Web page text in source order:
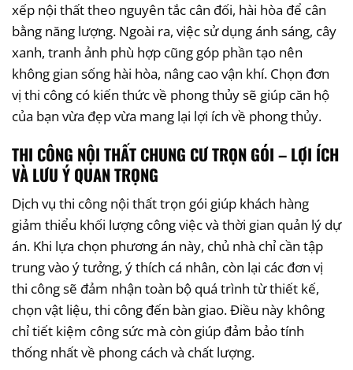
xếp nội thất theo nguyên tắc cân đối, hài hòa để cân
bằng năng lượng. Ngoài ra, việc sử dụng ánh sáng, cây
xanh, tranh ảnh phù hợp cũng góp phần tạo nên
không gian sống hài hòa, nâng cao vận khí. Chọn đơn
vị thi công có kiến thức về phong thủy sẽ giúp căn hộ
của bạn vừa đẹp vừa mang lại lợi ích về phong thủy.
THI CÔNG NỘI THẤT CHUNG CƯ TRỌN GÓI – LỢI ÍCH
VÀ LƯU Ý QUAN TRỌNG
Dịch vụ thi công nội thất trọn gói giúp khách hàng
giảm thiểu khối lượng công việc và thời gian quản lý dự
án. Khi lựa chọn phương án này, chủ nhà chỉ cần tập
trung vào ý tưởng, ý thích cá nhân, còn lại các đơn vị
thi công sẽ đảm nhận toàn bộ quá trình từ thiết kế,
chọn vật liệu, thi công đến bàn giao. Điều này không
chỉ tiết kiệm công sức mà còn giúp đảm bảo tính
thống nhất về phong cách và chất lượng.